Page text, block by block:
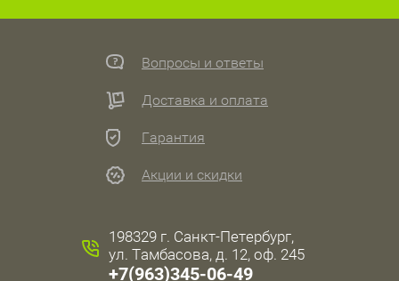
Вопросы и ответы
Доставка и оплата
Гарантия
Акции и скидки
198329 г. Санкт-Петербург,
ул. Тамбасова, д. 12, оф. 245
+7(963)345-06-49